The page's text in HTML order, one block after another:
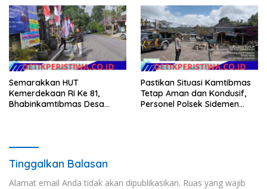
Semarakkan HUT
Kemerdekaan RI Ke 81,
Bhabinkamtibmas Desa
Pastikan Situasi Kamtibmas
Tetap Aman dan Kondusif,
Personel Polsek Sidemen
Tinggalkan Balasan
Alamat email Anda tidak akan dipublikasikan. Ruas yang wajib